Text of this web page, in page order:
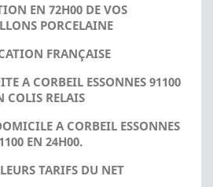
EN 72H00 DE VOS
PORCELAINE
FRANÇAISE
A CORBEIL ESSONNES 91100
COLIS RELAIS
A CORBEIL ESSONNES
EN 24H00.
TARIFS DU NET